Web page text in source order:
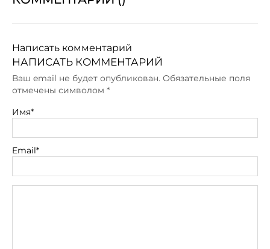
Написать комментарий
НАПИСАТЬ КОММЕНТАРИЙ
Ваш email не будет опубликован. Обязательные поля
отмечены символом *
Имя*
Email*